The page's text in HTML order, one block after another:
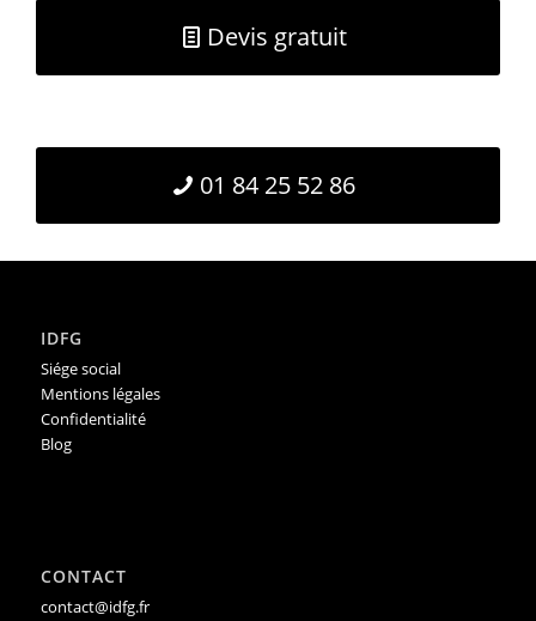
Devis gratuit
01 84 25 52 86
IDFG
Siége social
Mentions légales
Confidentialité
Blog
CONTACT
contact@idfg.fr